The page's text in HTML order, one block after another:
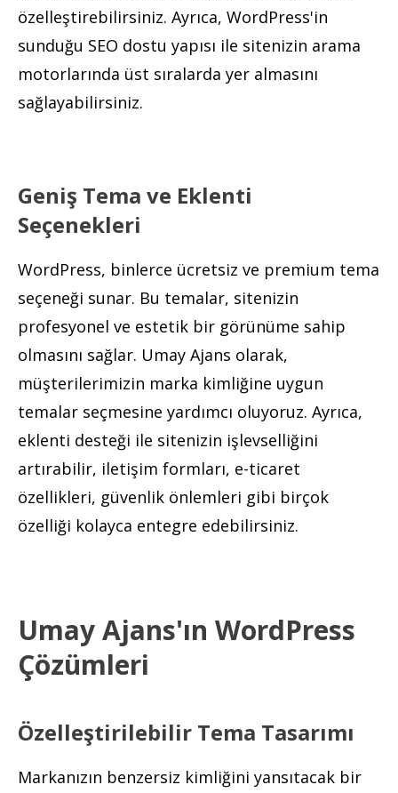
özelleştirebilirsiniz. Ayrıca, WordPress'in
sunduğu SEO dostu yapısı ile sitenizin arama
motorlarında üst sıralarda yer almasını
sağlayabilirsiniz.
Geniş Tema ve Eklenti
Seçenekleri
WordPress, binlerce ücretsiz ve premium tema
seçeneği sunar. Bu temalar, sitenizin
profesyonel ve estetik bir görünüme sahip
olmasını sağlar. Umay Ajans olarak,
müşterilerimizin marka kimliğine uygun
temalar seçmesine yardımcı oluyoruz. Ayrıca,
eklenti desteği ile sitenizin işlevselliğini
artırabilir, iletişim formları, e-ticaret
özellikleri, güvenlik önlemleri gibi birçok
özelliği kolayca entegre edebilirsiniz.
Umay Ajans'ın WordPress
Çözümleri
Özelleştirilebilir Tema Tasarımı
Markanızın benzersiz kimliğini yansıtacak bir